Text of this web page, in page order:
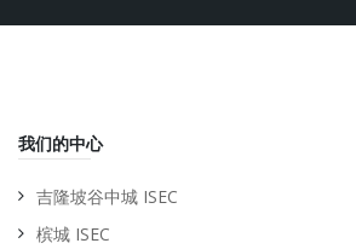
我们的中心
吉隆坡谷中城 ISEC
槟城 ISEC